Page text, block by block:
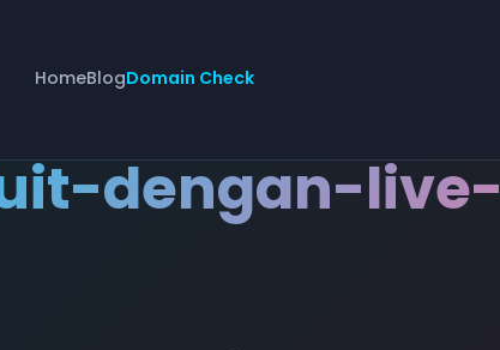
HomeBlogDomain Check
dengan-live-